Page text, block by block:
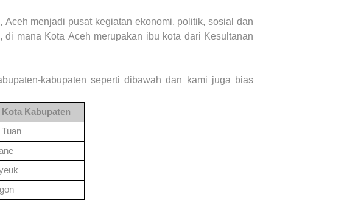
Aceh menjadi pusat kegiatan ekonomi, politik, sosial dan
di mana Kota Aceh merupakan ibu kota dari Kesultanan
kabupaten seperti dibawah dan kami juga bias
Kota Kabupaten